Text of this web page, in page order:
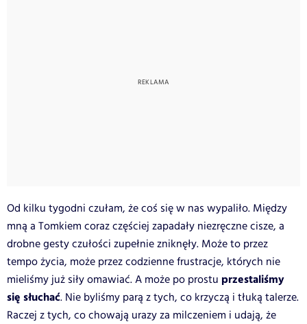
Od kilku tygodni czułam, że coś się w nas wypaliło. Między
mną a Tomkiem coraz częściej zapadały niezręczne cisze, a
drobne gesty czułości zupełnie zniknęły. Może to przez
tempo życia, może przez codzienne frustracje, których nie
mieliśmy już siły omawiać. A może po prostu przestaliśmy
się słuchać. Nie byliśmy parą z tych, co krzyczą i tłuką talerze.
Raczej z tych, co chowają urazy za milczeniem i udają, że